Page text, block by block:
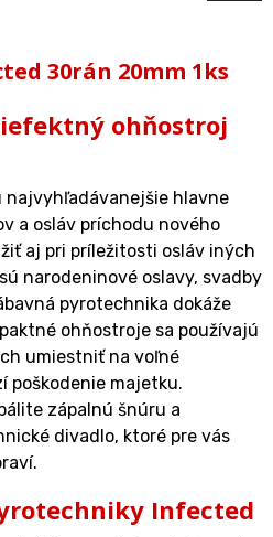
30rán 20mm 1ks
ohňostroj
najvyhľadávanejšie hlavne
a osláv príchodu nového
aj pri príležitosti osláv iných
narodeninové oslavy, svadby
pyrotechnika dokáže
ohňostroje sa používajú
umiestniť na voľné
poškodenie majetku.
zápalnú šnúru a
divadlo, ktoré pre vás
Infected